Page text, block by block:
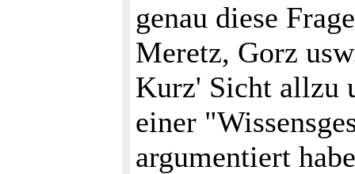
genau diese
Meretz, Gorz
Kurz' Sicht allzu
einer
argumentiert